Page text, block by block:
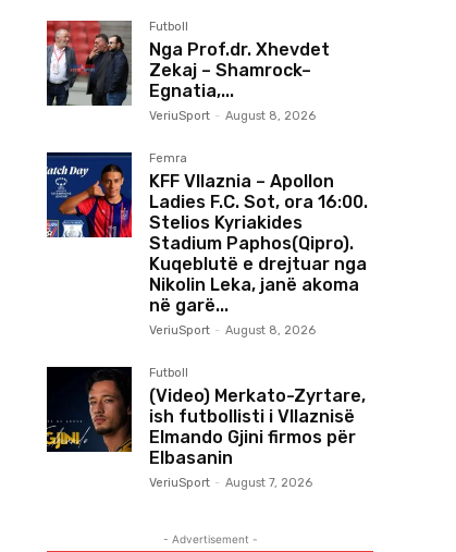
Futboll
Nga Prof.dr. Xhevdet
Zekaj – Shamrock–
Egnatia,...
VeriuSport - August 8, 2026
Femra
KFF Vllaznia – Apollon
Ladies F.C. Sot, ora 16:00.
Stelios Kyriakides
Stadium Paphos(Qipro).
Kuqeblutë e drejtuar nga
Nikolin Leka, janë akoma
në garë...
VeriuSport - August 8, 2026
Futboll
(Video) Merkato-Zyrtare,
ish futbollisti i Vllaznisë
Elmando Gjini firmos për
Elbasanin
VeriuSport - August 7, 2026
- Advertisement -